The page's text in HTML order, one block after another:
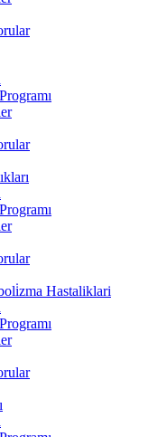
Hastaliklari